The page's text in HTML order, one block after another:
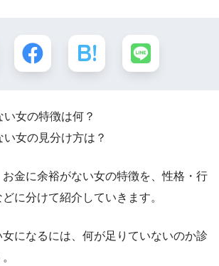
女の特徴は何？
女の見分け方は？
金に余裕がない女の特徴を、性格・行
に分けて紹介していきます。
になるには、何が足りていないのか診